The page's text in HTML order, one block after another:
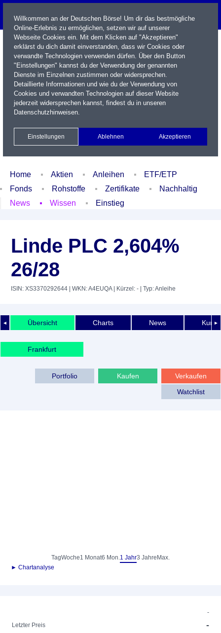
Name / WKN / ISIN / Kürzel
Xetra Realtime
Watchlist Portfolio Login
Home Aktien Anleihen
ETF/ETP
Fonds
Rohstoffe Zertifikate
Nachhaltig
News
Wissen Einstieg
Linde PLC 2,604%
26/28
ISIN: XS3370292644 | WKN: A4EUQA| Kürzel: - | Typ: Anleihe
◄ ►
Übersicht Charts News
Frankfurt
Verkaufen
Kaufen
Portfolio
Watchlist
TagWoche1 Monat6 Mon.1 Jahr3 Jahre Max.
► Chartanalyse
-
Letzter Preis
-
Willkommen an der Deutschen Börse! Um dir das bestmögliche
Online-Erlebnis zu ermöglichen, setzen wir auf unserer
Webseite Cookies ein. Mit dem Klicken auf "Akzeptieren"
erklärst du dich damit einverstanden, dass wir Cookies oder
verwandte Technologien verwenden dürfen. Über den Button
"Einstellungen" kannst du der Verwendung der genannten
Dienste im Einzelnen zustimmen oder widersprechen.
Detaillierte Informationen und wie du der Verwendung von
Cookies und verwandten Technologien auf dieser Website
jederzeit widersprechen kannst, findest du in unseren
Datenschutzhinweisen.
Einstellungen Ablehnen Akzeptieren